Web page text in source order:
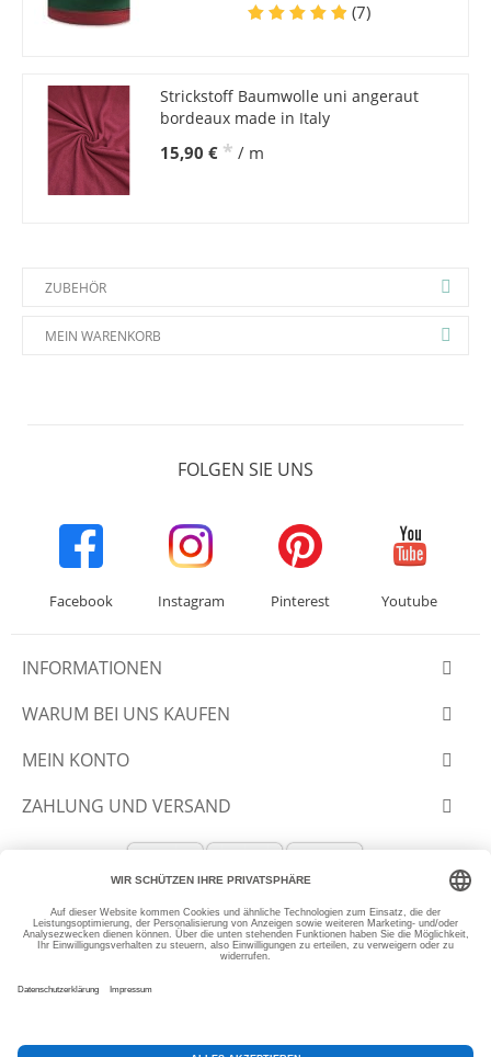
(7)
Strickstoff Baumwolle uni angeraut
bordeaux made in Italy
15,90 € * / m
ZUBEHÖR
MEIN WARENKORB
FOLGEN SIE UNS
Facebook Instagram Pinterest Youtube
INFORMATIONEN
WARUM BEI UNS KAUFEN
MEIN KONTO
ZAHLUNG UND VERSAND